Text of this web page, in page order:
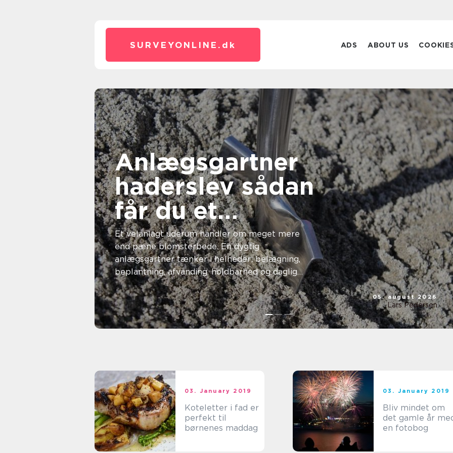
SURVEYONLINE. dk ADS ABOUT US
Anlægsgartner
haderslev sådan
får du et
funktionelt og
flot uderum
Et velanlagt uderum handler om meget mere
end pæne blomsterbede. En dygtig
anlægsgartner tænker i helheder: belægning,
beplantning, afvanding, holdbarhed og daglig
brug. I Haderslev og omegn vælger ma...
05. august 2026
Lars Pedersen
03. January 2019
Koteletter i fad er
perfekt til
børnenes maddag
03. January 2019
Bliv mindet om
det gamle år
en fotobog